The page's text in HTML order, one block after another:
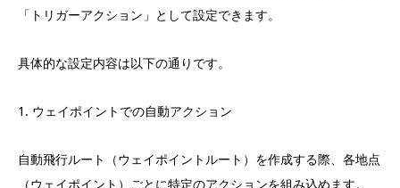
「トリガーアクション」として設定できます。
具体的な設定内容は以下の通りです。
1. ウェイポイントでの自動アクション
自動飛行ルート（ウェイポイントルート）を作成する際、各地点
（ウェイポイント）ごとに特定のアクションを組み込めます。